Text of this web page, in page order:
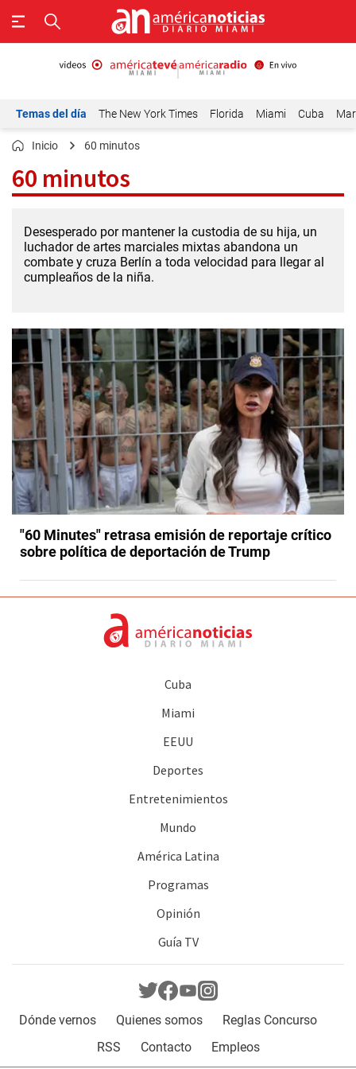
Temas del día The New York Times Florida Miami Cuba
Inicio 60 minutos
60 minutos
Desesperado por mantener la custodia de su hija, un
luchador de artes marciales mixtas abandona un
combate y cruza Berlín a toda velocidad para llegar al
cumpleaños de la niña.
"60 Minutes" retrasa emisión de reportaje crítico
sobre política de deportación de Trump
Cuba
Miami
EEUU
Deportes
Entretenimientos
Mundo
América Latina
Programas
Opinión
Guía TV
Dónde vernos Quienes somos
Reglas Concurso
RSS
Contacto Empleos